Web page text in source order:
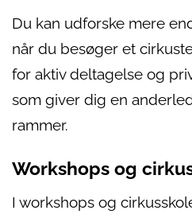
Du kan udforske mere
når du besøger et
for aktiv deltagelse og
som giver dig en
rammer.
Workshops og
I workshops og